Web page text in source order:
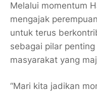
Melalui momentum
mengajak
untuk terus
sebagai pilar
masyarakat yang
“Mari kita jadikan